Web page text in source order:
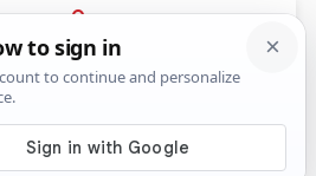
PRIJAVA
Sport Komentari
trebala su